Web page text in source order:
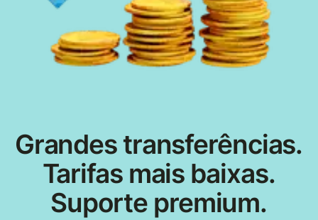
Grandes transferências.
Tarifas mais baixas.
Suporte premium.